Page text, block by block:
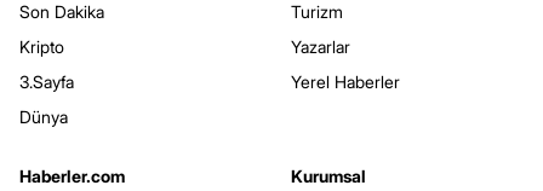
Son Dakika
Kripto
3.Sayfa
Dünya
Turizm
Yazarlar
Yerel Haberler
Haberler.com
Kurumsal